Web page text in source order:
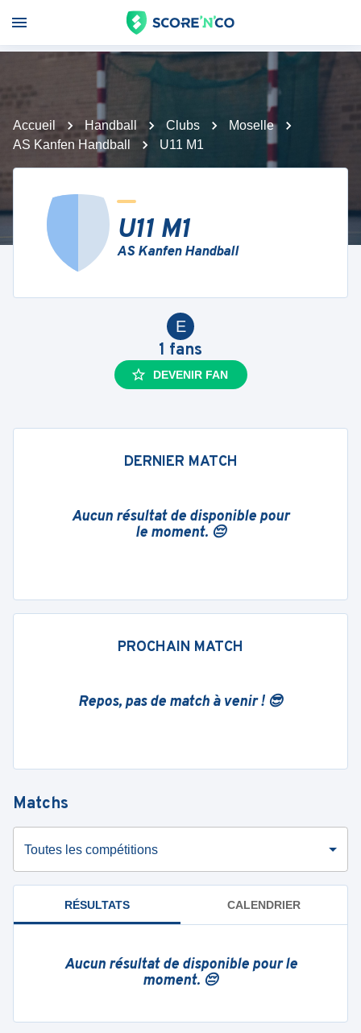
Accueil Handball Clubs
Moselle
AS Kanfen Handball
U11 M1
U11 M1
AS Kanfen Handball
E
1 fans
DEVENIR FAN
DERNIER MATCH
Aucun résultat de disponible pour
le moment. 😔
PROCHAIN MATCH
Repos, pas de match à venir ! 😎
Matchs
Toutes les compétitions
RÉSULTATS CALENDRIER
Aucun résultat de disponible pour le
moment. 😔